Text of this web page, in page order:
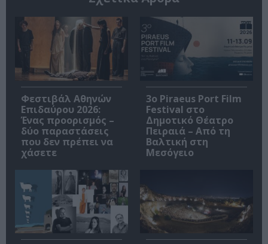
Φεστιβάλ Αθηνών
Επιδαύρου 2026:
Ένας προορισμός –
δύο παραστάσεις
που δεν πρέπει να
χάσετε
3o Piraeus Port Film
Festival στο
Δημοτικό Θέατρο
Πειραιά – Από τη
Βαλτική στη
Μεσόγειο